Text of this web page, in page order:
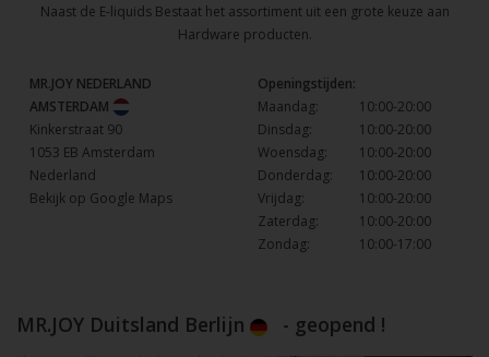
Naast de E-liquids Bestaat het assortiment uit een grote keuze aan
Hardware producten.
MR.JOY NEDERLAND
AMSTERDAM
Kinkerstraat 90
1053 EB Amsterdam
Nederland
Bekijk op Google Maps
Openingstijden:
Maandag:
10:00-20:00
Dinsdag:
10:00-20:00
Woensdag:
10:00-20:00
Donderdag:
10:00-20:00
Vrijdag:
10:00-20:00
Zaterdag:
10:00-20:00
Zondag:
10:00-17:00
MR.JOY Duitsland Berlijn - geopend !